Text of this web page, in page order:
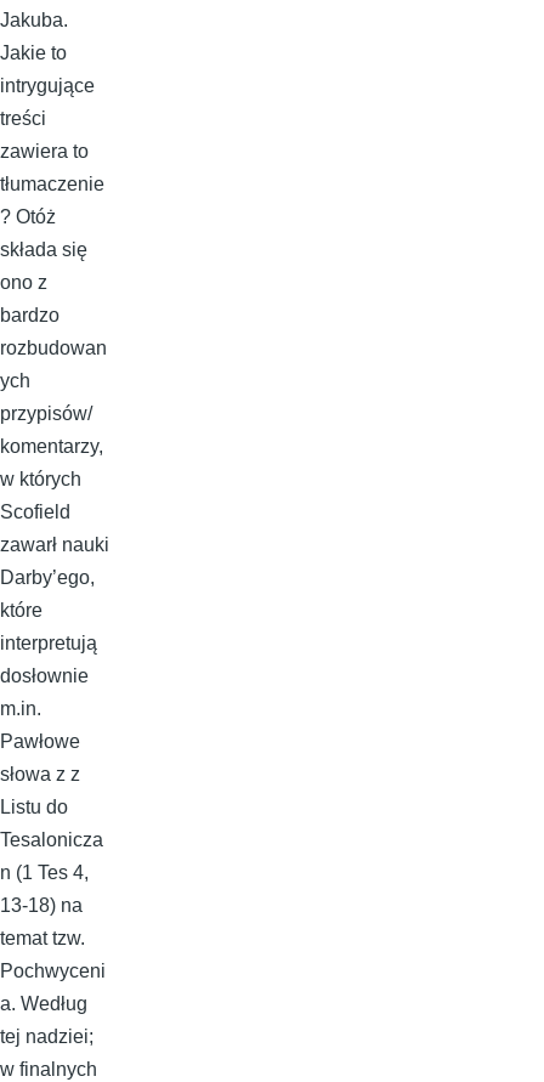
Jakuba.
Jakie to
intrygujące
treści
zawiera to
tłumaczenie
? Otóż
składa się
ono z
bardzo
rozbudowan
ych
przypisów/
komentarzy,
w których
Scofield
zawarł nauki
Darby’ego,
które
interpretują
dosłownie
m.in.
Pawłowe
słowa z z
Listu do
Tesalonicza
n (1 Tes 4,
13-18) na
temat tzw.
Pochwyceni
a. Według
tej nadziei;
w finalnych